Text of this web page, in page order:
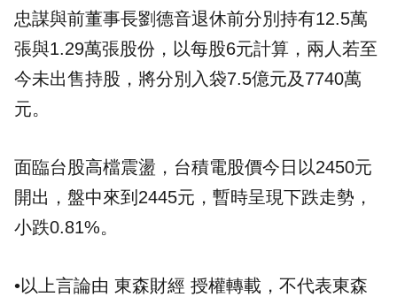
忠謀與前董事長劉德音退休前分別持有12.5萬
張與1.29萬張股份，以每股6元計算，兩人若至
今未出售持股，將分別入袋7.5億元及7740萬
元。
面臨台股高檔震盪，台積電股價今日以2450元
開出，盤中來到2445元，暫時呈現下跌走勢，
小跌0.81%。
•以上言論由 東森財經 授權轉載，不代表東森